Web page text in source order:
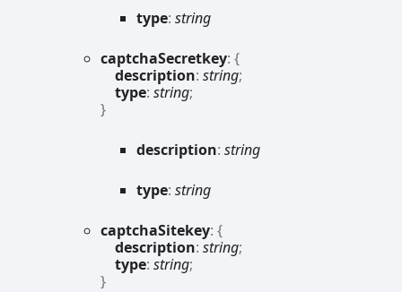
type: string
captchaSecretkey: {
description: string;
type: string;
}
description: string
type: string
captchaSitekey: {
description: string;
type: string;
}